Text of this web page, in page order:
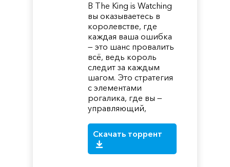
В The King is Watching
вы оказываетесь в
королевстве, где
каждая ваша ошибка
— это шанс провалить
всё, ведь король
следит за каждым
шагом. Это стратегия
с элементами
рогалика, где вы —
управляющий,
Скачать торрент